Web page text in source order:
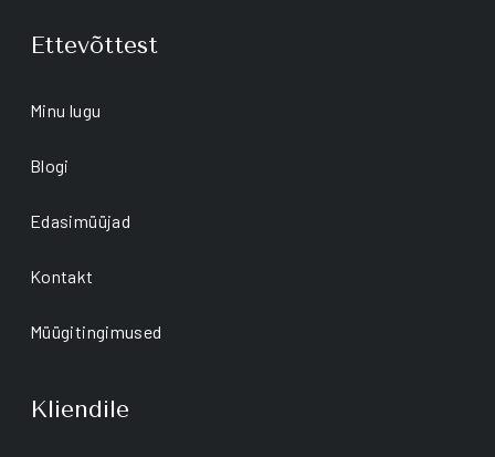
Ettevõttest
Minu lugu
Blogi
Edasimüüjad
Kontakt
Müügitingimused
Kliendile